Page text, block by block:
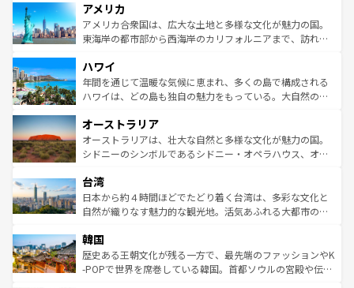
ンツ一覧を参照してほしい。
の建物がそのまま残る町や、スイスならではのユニークな
博物館もあり、アルプス観光だけでなく町歩きも満喫する
ことができる。国民の所得が高いため物価も高いが、旅行
ば市内交通費無料で観光を楽しむこともできる。 なお、新
着のスイス情報はコンテンツ一覧 を参照してほしい。
アメリカ
アメリカ合衆国は、広大な土地と多様な文化が魅力の国。
東海岸の都市部から西海岸のカリフォルニアまで、訪れる
のような巨大都市は、観光、ショッピング、エンターテイ
ンメントが詰まった刺激的なスポットだ。一方、アメリカ
西部には大自然が広がり、グランドキャニオンやイエロー
部のニューオーリンズでは、音楽と美食が融合した独特の
文化が魅力。旅行者はアメリカの各地域で異なる魅力を楽
しみながら、その多様性と豊かな歴史を感じることができ
ならではの贅沢な旅のスタイルだ。 なお、新着のアメリカ
情報はコンテンツ一覧を参照してほしい。
ハワイ
年間を通じて温暖な気候に恵まれ、多くの島で構成される
ハワイは、どの島も独自の魅力をもっている。大自然の神
ワイ島は見逃せない。また、定番の観光地といえばオアフ
島だが、静かな自然を求めるならマウイ島やカウアイ島が
おすすめ。エメラルドグリーンに輝く海をはじめ、豊かな
れるおもてなしの心で訪れる人々を迎えてくれるハワイの
人々、おいしいローカルフードやハワイアンミュージッ
ク、伝統的なフラダンスなど、すべてがハワイの魅力を彩
ワイを、存分に味わってほしい。 なお、新着のハワイ情報
はコンテンツ一覧を参照してほしい。
オーストラリア
オーストラリアは、壮大な自然と多様な文化が魅力の国。
シドニーのシンボルであるシドニー・オペラハウス、オー
リアリーフや大陸中央部にそびえるウルル（エアーズロッ
ク）、タスマニアの美しい原生林やケアンズの熱帯雨林な
ど、見どころがたくさん。また、カフェやワイン、オージ
いる。アクティビティも充実しており、サーフィンやダイ
ビング、ハイキングなど、アウトドア好きにはたまらな
い。オーストラリアの多彩な魅力を存分に味わいつくそ
台湾
日本から約４時間ほどでたどり着く台湾は、多彩な文化と
自然が織りなす魅力的な観光地。活気あふれる大都市の台
ン）、静ひつな山岳地帯である台湾東部など、都市の喧騒
と山間の静けさが共存しており、訪れる人に新しい発見と
驚きをもたらしてくれる。また、奥深い台湾の食文化も魅
韓国
歴史ある王朝文化が残る一方で、最先端のファッションやK
-POPで世界を席巻している韓国。首都ソウルの宮殿や伝統